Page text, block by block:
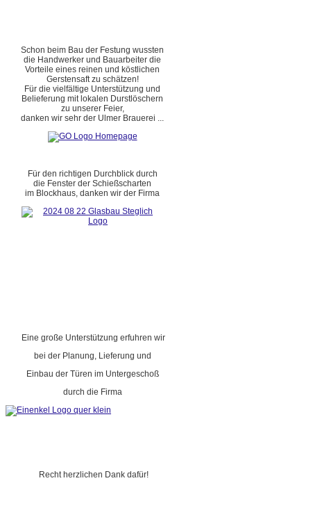
Schon beim Bau der Festung wussten
die Handwerker und Bauarbeiter die
Vorteile eines reinen und köstlichen
Gerstensaft zu schätzen!
Für die vielfältige Unterstützung und
Belieferung mit lokalen Durstlöschern
zu unserer Feier,
danken wir sehr der Ulmer Brauerei ...
Für den richtigen Durchblick durch
die Fenster der Schießscharten
im Blockhaus, danken wir der Firma
Eine große Unterstützung erfuhren wir
bei der Planung, Lieferung und
Einbau der Türen im Untergeschoß
durch die Firma
Recht herzlichen Dank dafür!